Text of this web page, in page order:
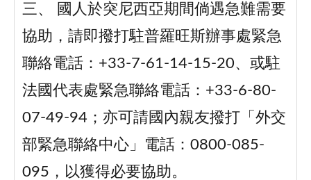
三、 國人於突尼西亞期間倘遇急難需要
協助，請即撥打駐普羅旺斯辦事處緊急
聯絡電話：+33-7-61-14-15-20、或駐
法國代表處緊急聯絡電話：+33-6-80-
07-49-94；亦可請國內親友撥打「外交
部緊急聯絡中心」電話：0800-085-
095，以獲得必要協助。